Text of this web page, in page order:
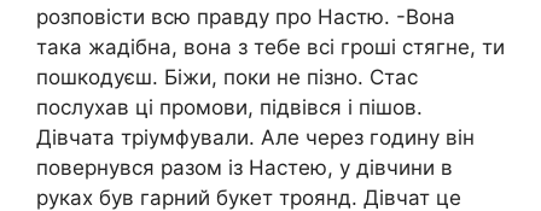
розповісти всю правду про Настю. -Вона
така жaдібна, вона з тебе всі гроші стягне, ти
пошкодуєш. Біжи, поки не пізно. Стас
послухав ці промови, підвівся і пішов.
Дівчата тріумфували. Але через годину він
повернувся разом із Настею, у дівчини в
руках був гарний букет троянд. Дівчат це